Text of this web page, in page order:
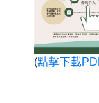
(點擊下載